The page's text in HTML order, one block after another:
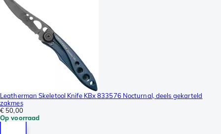
Leatherman Skeletool Knife KBx 833576 Nocturnal, deels gekarteld
zakmes
€ 50,00
Op voorraad